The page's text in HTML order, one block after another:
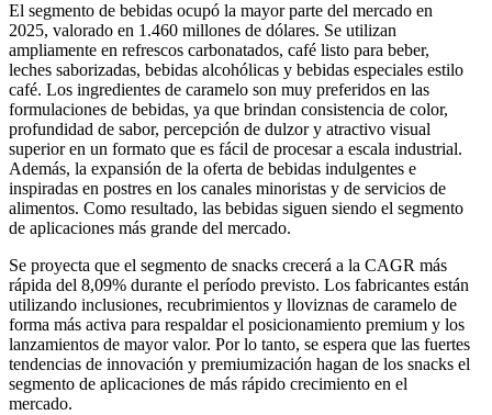
El segmento de bebidas ocupó la mayor parte del mercado en
2025, valorado en 1.460 millones de dólares. Se utilizan
ampliamente en refrescos carbonatados, café listo para beber,
leches saborizadas, bebidas alcohólicas y bebidas especiales estilo
café. Los ingredientes de caramelo son muy preferidos en las
formulaciones de bebidas, ya que brindan consistencia de color,
profundidad de sabor, percepción de dulzor y atractivo visual
superior en un formato que es fácil de procesar a escala industrial.
Además, la expansión de la oferta de bebidas indulgentes e
inspiradas en postres en los canales minoristas y de servicios de
alimentos. Como resultado, las bebidas siguen siendo el segmento
de aplicaciones más grande del mercado.
Se proyecta que el segmento de snacks crecerá a la CAGR más
rápida del 8,09% durante el período previsto. Los fabricantes están
utilizando inclusiones, recubrimientos y lloviznas de caramelo de
forma más activa para respaldar el posicionamiento premium y los
lanzamientos de mayor valor. Por lo tanto, se espera que las fuertes
tendencias de innovación y premiumización hagan de los snacks el
segmento de aplicaciones de más rápido crecimiento en el
mercado.